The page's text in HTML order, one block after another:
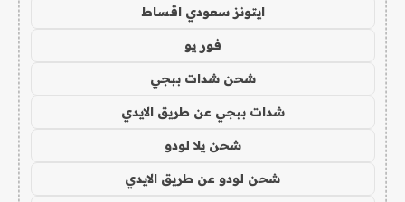
ايتونز سعودي اقساط
فور يو
شحن شدات ببجي
شدات ببجي عن طريق الايدي
شحن يلا لودو
شحن لودو عن طريق الايدي